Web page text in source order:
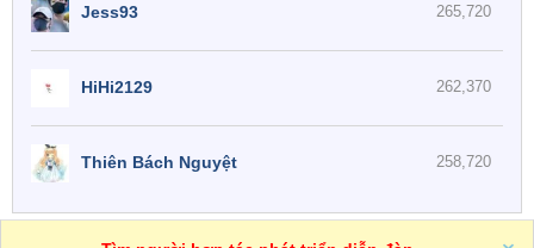
265,720
Jess93
262,370
HiHi2129
258,720
Thiên Bách Nguyệt